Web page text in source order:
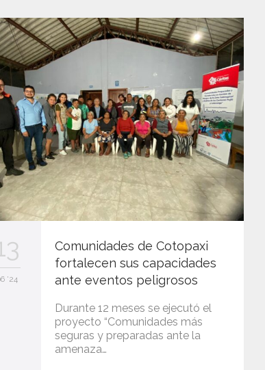
'24
Comunidades de Cotopaxi
fortalecen sus capacidades
ante eventos peligrosos
Durante 12 meses se ejecutó el
proyecto “Comunidades más
seguras y preparadas ante la
amenaza…